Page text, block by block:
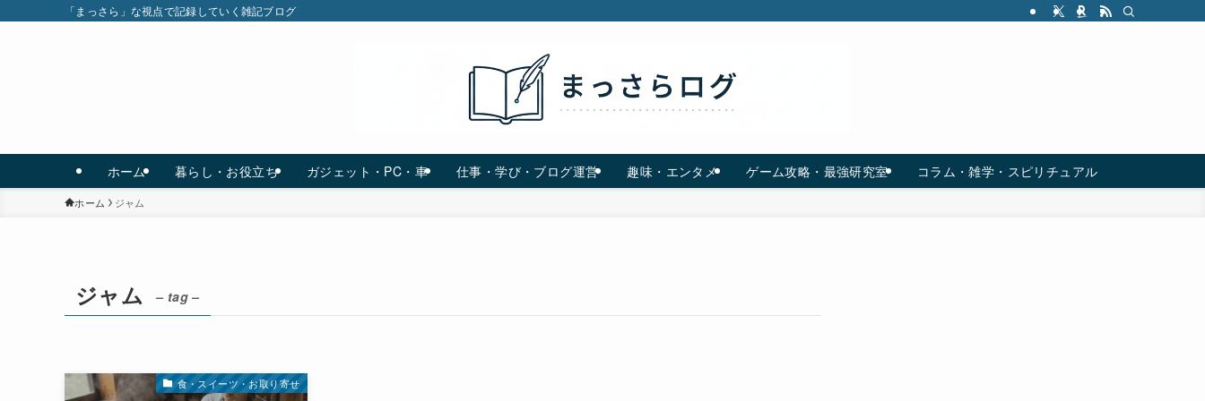
「まっさら」な視点で記録していく雑記ブログ
ホーム 暮らし・お役立ち ガジェット・PC・車 仕事・学び・ブログ運営 趣味・エンタメ ゲーム攻略・最強研究室 コラム・雑学・スピリチュアル
ホーム ジャム
ジャム – tag –
食・スイーツ・お取り寄せ